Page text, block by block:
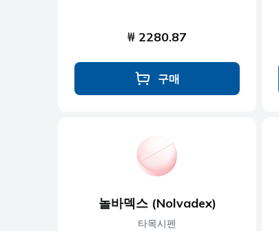
₩ 2280.87
구매
놀바덱스 (Nolvadex)
타목시펜